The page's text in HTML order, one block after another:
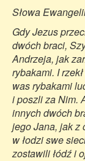
Słowa
Gdy Jezus
dwóch braci,
Andrzeja, jak
rybakami. I
was rybakami
i poszli za Nim.
innych dwóch
jego Jana, jak z
w łodzi swe
zostawili łódź i